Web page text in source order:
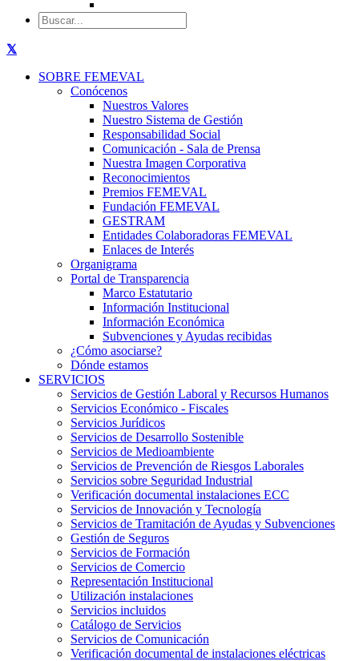
SOBRE FEMEVAL
Conócenos
Nuestros Valores
Nuestro Sistema de Gestión
Responsabilidad Social
Comunicación - Sala de Prensa
Nuestra Imagen Corporativa
Reconocimientos
Premios FEMEVAL
Fundación FEMEVAL
GESTRAM
Entidades Colaboradoras FEMEVAL
Enlaces de Interés
Organigrama
Portal de Transparencia
Marco Estatutario
Información Institucional
Información Económica
Subvenciones y Ayudas recibidas
¿Cómo asociarse?
Dónde estamos
SERVICIOS
Servicios de Gestión Laboral y Recursos Humanos
Servicios Económico - Fiscales
Servicios Jurídicos
Servicios de Desarrollo Sostenible
Servicios de Medioambiente
Servicios de Prevención de Riesgos Laborales
Servicios sobre Seguridad Industrial
Verificación documental instalaciones ECC
Servicios de Innovación y Tecnología
Servicios de Tramitación de Ayudas y Subvenciones
Gestión de Seguros
Servicios de Formación
Servicios de Comercio
Representación Institucional
Utilización instalaciones
Servicios incluidos
Catálogo de Servicios
Servicios de Comunicación
Verificación documental de instalaciones eléctricas